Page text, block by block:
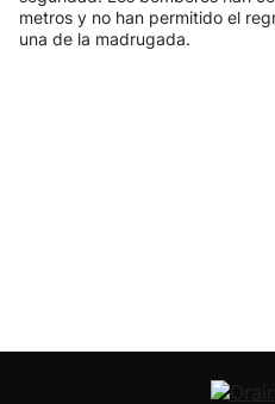
metros y no han permitido el
una de la madrugada.